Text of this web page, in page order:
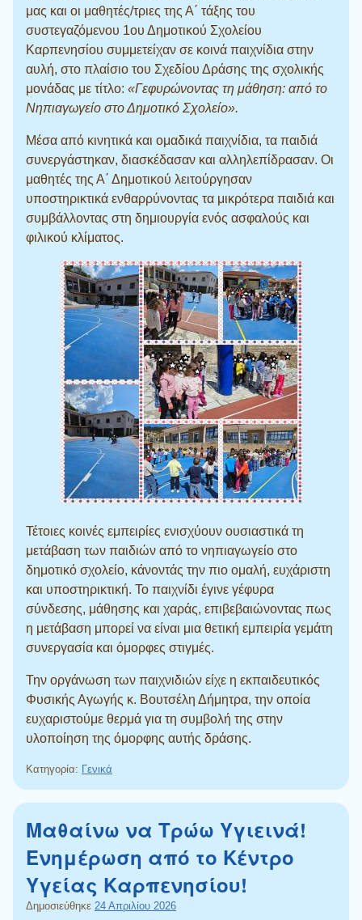
μας και οι μαθητές/τριες της Α΄ τάξης του
συστεγαζόμενου 1ου Δημοτικού Σχολείου
Καρπενησίου συμμετείχαν σε κοινά παιχνίδια στην
αυλή, στο πλαίσιο του Σχεδίου Δράσης της σχολικής
μονάδας με τίτλο: «Γεφυρώνοντας τη μάθηση: από το
Νηπιαγωγείο στο Δημοτικό Σχολείο».
Μέσα από κινητικά και ομαδικά παιχνίδια, τα παιδιά
συνεργάστηκαν, διασκέδασαν και αλληλεπίδρασαν. Οι
μαθητές της Α΄ Δημοτικού λειτούργησαν
υποστηρικτικά ενθαρρύνοντας τα μικρότερα παιδιά και
συμβάλλοντας στη δημιουργία ενός ασφαλούς και
φιλικού κλίματος.
Τέτοιες κοινές εμπειρίες ενισχύουν ουσιαστικά τη
μετάβαση των παιδιών από το νηπιαγωγείο στο
δημοτικό σχολείο, κάνοντάς την πιο ομαλή, ευχάριστη
και υποστηρικτική. Το παιχνίδι έγινε γέφυρα
σύνδεσης, μάθησης και χαράς, επιβεβαιώνοντας πως
η μετάβαση μπορεί να είναι μια θετική εμπειρία γεμάτη
συνεργασία και όμορφες στιγμές.
Την οργάνωση των παιχνιδιών είχε η εκπαιδευτικός
Φυσικής Αγωγής κ. Βουτσέλη Δήμητρα, την οποία
ευχαριστούμε θερμά για τη συμβολή της στην
υλοποίηση της όμορφης αυτής δράσης.
Κατηγορία: Γενικά
Μαθαίνω να Τρώω Υγιεινά!
Ενημέρωση από το Κέντρο
Υγείας Καρπενησίου!
Δημοσιεύθηκε 24 Απριλίου 2026